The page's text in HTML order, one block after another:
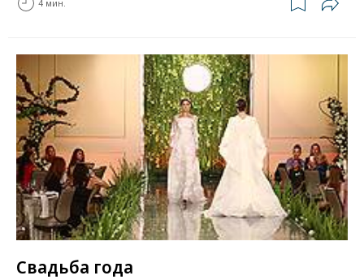
4 мин.
Свадьба года